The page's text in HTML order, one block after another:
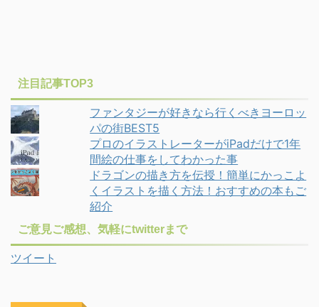
注目記事TOP3
ファンタジーが好きなら行くべきヨーロッ
パの街BEST5
プロのイラストレーターがiPadだけで1年
間絵の仕事をしてわかった事
ドラゴンの描き方を伝授！簡単にかっこよ
くイラストを描く方法！おすすめの本もご
紹介
ご意見ご感想、気軽にtwitterまで
ツイート